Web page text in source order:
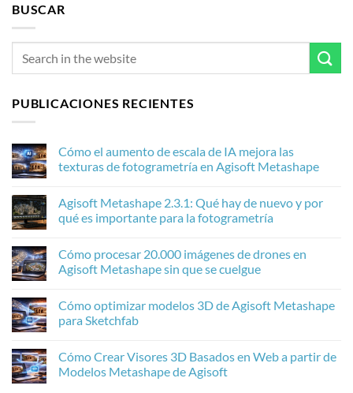
BUSCAR
PUBLICACIONES RECIENTES
Cómo el aumento de escala de IA mejora las
texturas de fotogrametría en Agisoft Metashape
comentarios
Cómo
de
escala
de
las
texturas
de
Agisoft
Metashape
Agisoft Metashape 2.3.1: Qué hay de nuevo y por
qué es importante para la fotogrametría
comentarios
en
Agisoft
Qué
de
por
qué
es
Cómo procesar 20.000 imágenes de drones en
Agisoft Metashape sin que se cuelgue
comentarios
Cómo
imágenes
de
drones
Cómo optimizar modelos 3D de Agisoft Metashape
para Sketchfab
comentarios
en
Cómo
Cómo Crear Visores 3D Basados en Web a partir de
Modelos Metashape de Agisoft